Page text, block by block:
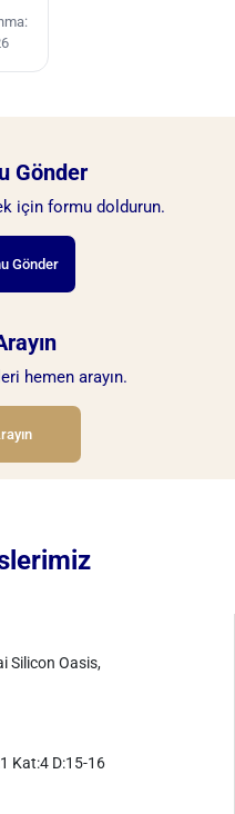
Gönder
için formu doldurun.
Gönder
hemen arayın.
Silicon Oasis,
Kat:4 D:15-16